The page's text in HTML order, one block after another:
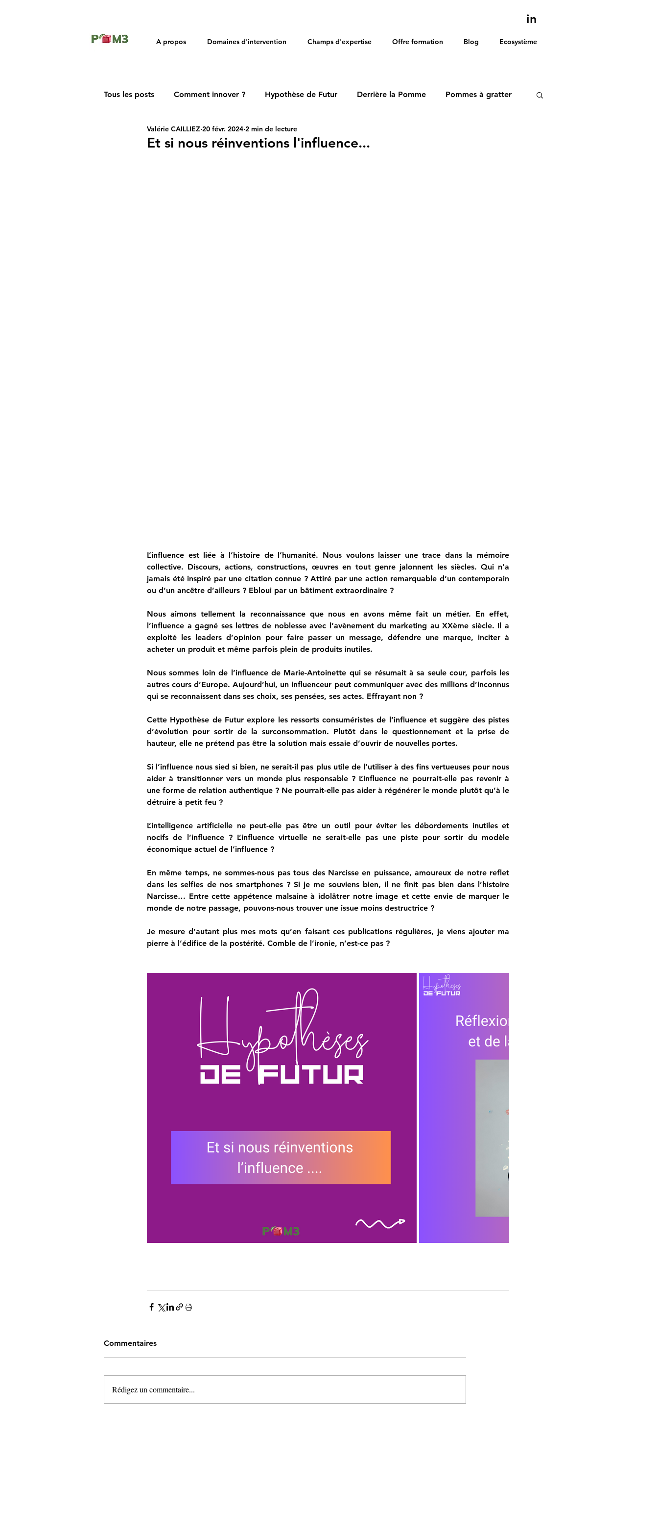
in
A propos Domaines d'intervention Champs d'expertise Offre formation Blog Ecosystème
Tous les posts Comment innover ? Hypothèse de Futur Derrière la Pomme Pommes à gratter
Rétrospective
Et si nous réinventions l'influence...
Valérie CAILLIEZ 20 févr. 2024 2 min de lecture
L’influence est liée à l’histoire de l’humanité. Nous voulons laisser une trace dans la mémoire
collective. Discours, actions, constructions, œuvres en tout genre jalonnent les siècles. Qui n’a
jamais été inspiré par une citation connue ? Attiré par une action remarquable d’un contemporain
ou d’un ancêtre d’ailleurs ? Ebloui par un bâtiment extraordinaire ?
Nous aimons tellement la reconnaissance que nous en avons même fait un métier. En effet,
l’influence a gagné ses lettres de noblesse avec l’avènement du marketing au XXème siècle. Il a
exploité les leaders d’opinion pour faire passer un message, défendre une marque, inciter à
acheter un produit et même parfois plein de produits inutiles.
Nous sommes loin de l’influence de Marie-Antoinette qui se résumait à sa seule cour, parfois les
autres cours d’Europe. Aujourd’hui, un influenceur peut communiquer avec des millions d’inconnus
qui se reconnaissent dans ses choix, ses pensées, ses actes. Effrayant non ?
Cette Hypothèse de Futur explore les ressorts consuméristes de l’influence et suggère des pistes
d’évolution pour sortir de la surconsommation. Plutôt dans le questionnement et la prise de
hauteur, elle ne prétend pas être la solution mais essaie d’ouvrir de nouvelles portes.
Si l’influence nous sied si bien, ne serait-il pas plus utile de l’utiliser à des fins vertueuses pour nous
aider à transitionner vers un monde plus responsable ? L’influence ne pourrait-elle pas revenir à
une forme de relation authentique ? Ne pourrait-elle pas aider à régénérer le monde plutôt qu’à le
détruire à petit feu ?
L’intelligence artificielle ne peut-elle pas être un outil pour éviter les débordements inutiles et
nocifs de l’influence ? L’influence virtuelle ne serait-elle pas une piste pour sortir du modèle
économique actuel de l’influence ?
En même temps, ne sommes-nous pas tous des Narcisse en puissance, amoureux de notre reflet
dans les selfies de nos smartphones ? Si je me souviens bien, il ne finit pas bien dans l’histoire
Narcisse… Entre cette appétence malsaine à idolâtrer notre image et cette envie de marquer le
monde de notre passage, pouvons-nous trouver une issue moins destructrice ?
Je mesure d’autant plus mes mots qu’en faisant ces publications régulières, je viens ajouter ma
pierre à l’édifice de la postérité. Comble de l’ironie, n’est-ce pas ?
Commentaires
Rédigez un commentaire...